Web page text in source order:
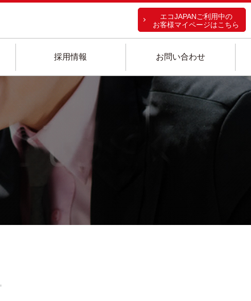
エコJAPANご利用中の
お客様マイページはこちら
採用情報 お問い合わせ